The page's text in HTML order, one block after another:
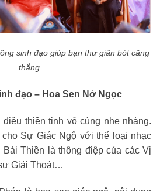
sinh đạo giúp bạn thư giãn bớt căng
thẳng
đạo – Hoa Sen Nở Ngọc
thiền tịnh vô cùng nhẹ nhàng.
Sự Giác Ngộ với thể loại nhạc
Bài Thiền là thông điệp của các Vị
Giải Thoát…